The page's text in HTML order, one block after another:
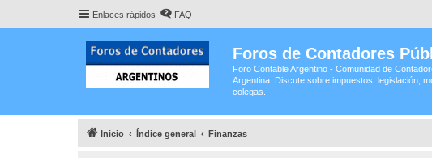
Enlaces rápidos FAQ
Foros de Contadores
Foro Contable Argentino - Comunidad de
Argentina. Discute sobre impuestos, legislación,
colegas.
Inicio Índice general Finanzas